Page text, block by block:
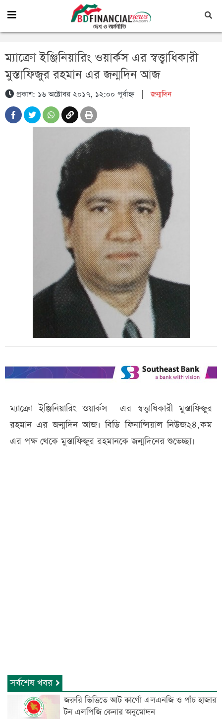
ম্যাক্রো ইঞ্জিনিয়ারিং ওয়ার্কস এর স্বত্ত্বাধিকারী
মুস্তাফিজুর রহমান এর জন্মদিন আজ
প্রকাশ: ১৬ অক্টোবর ২০১৭, ১২:০০ পূর্বাহ্ন|জন্মদিন
ম্যাক্রো ইঞ্জিনিয়ারিং ওয়ার্কস এর স্বত্ত্বাধিকারী মুস্তাফিজুর
রহমান এর জন্মদিন আজ। বিডি ফিনান্সিয়াল নিউজ২৪.কম
এর পক্ষ থেকে মুস্তাফিজুর রহমানকে জন্মদিনের শুভেচ্ছা।
সর্বশেষ খবর
জরুরি ভিত্তিতে আট কার্গো এলএনজি ও পাঁচ হাজার
টন এলপিজি কেনার অনুমোদন